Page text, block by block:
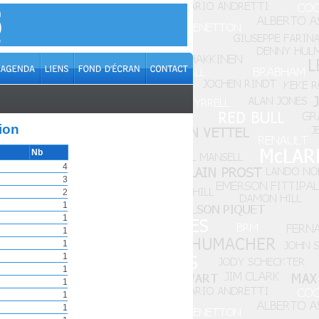
Nb
4
3
2
1
1
1
1
1
1
1
1
1